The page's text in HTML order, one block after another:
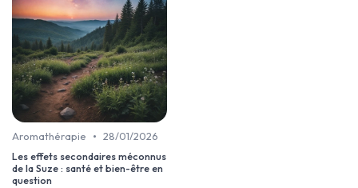
Aromathérapie • 28/01/2026
Les effets secondaires méconnus
de la Suze : santé et bien-être en
question